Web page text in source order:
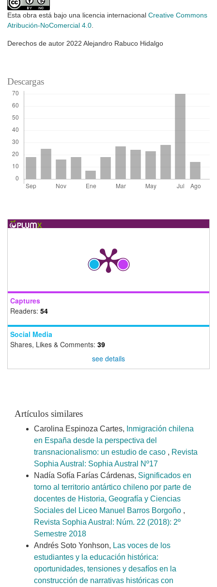
Esta obra está bajo una licencia internacional Creative Commons
Atribución-NoComercial 4.0
Derechos de autor 2022 Alejandro Rabuco Hidalgo
Descargas
Captures
Readers: 54
Social Media
Shares, Likes & Comments: 39
see details
Artículos similares
Carolina Espinoza Cartes, Inmigración chilena
en España desde la perspectiva del
transnacionalismo: un estudio de caso , Revista
Sophia Austral: Sophia Austral Nº17
Nadía Sofía Farías Cárdenas, Significados en
torno al territorio antártico chileno por parte de
docentes de Historia, Geografía y Ciencias
Sociales del Liceo Manuel Barros Borgoño ,
Revista Sophia Austral: Núm. 22 (2018): 2º
Semestre 2018
Andrés Soto Yonhson, Las voces de los
estudiantes y la educación histórica:
oportunidades, tensiones y desafíos en la
construcción de narrativas históricas con